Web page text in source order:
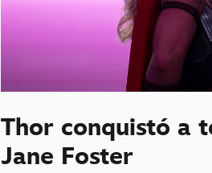
Thor conquistó a
Jane Foster